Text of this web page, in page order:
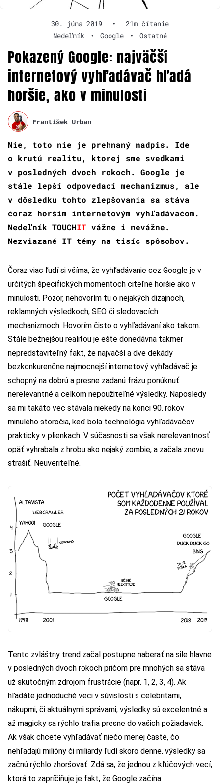
30. júna 2019 •
21m čítanie
Nedeľník
• Google • Ostatné
Pokazený Google: najväčší
internetový vyhľadávač hľadá
horšie, ako v minulosti
František Urban
Nie, toto nie je prehnaný nadpis. Ide
o krutú realitu, ktorej sme svedkami
v posledných dvoch rokoch. Google je
stále lepší odpovedací mechanizmus, ale
v dôsledku tohto zlepšovania sa stáva
čoraz horším internetovým vyhľadávačom.
Nedeľník TOUCHIT vážne i nevážne.
Nezviazané IT témy na tisíc spôsobov.
Čoraz viac ľudí si všíma, že vyhľadávanie cez Google je v
určitých špecifických momentoch citeľne horšie ako v
minulosti. Pozor, nehovorím tu o nejakých dizajnoch,
reklamných výsledkoch, SEO či sledovacích
mechanizmoch. Hovorím čisto o vyhľadávaní ako takom.
Stále bežnejšou realitou je ešte donedávna takmer
nepredstaviteľný fakt, že najväčší a dve dekády
bezkonkurenčne najmocnejší internetový vyhľadávač je
schopný na dobrú a presne zadanú frázu ponúknuť
nerelevantné a celkom nepoužiteľné výsledky. Naposledy
sa mi takáto vec stávala niekedy na konci 90. rokov
minulého storočia, keď bola technológia vyhľadávačov
prakticky v plienkach. V súčasnosti sa však nerelevantnosť
opäť vyhrabala z hrobu ako nejaký zombie, a začala znovu
strašiť. Neuveriteľné.
Tento zvláštny trend začal postupne naberať na sile hlavne
v posledných dvoch rokoch pričom pre mnohých sa stáva
už skutočným zdrojom frustrácie (napr. 1, 2, 3, 4). Ak
hľadáte jednoduché veci v súvislosti s celebritami,
nákupmi, či aktuálnymi správami, výsledky sú excelentné a
až magicky sa rýchlo trafia presne do vašich požiadaviek.
Ak však chcete vyhľadávať niečo menej časté, čo
nehľadajú milióny či miliardy ľudí skoro denne, výsledky sa
začnú rýchlo zhoršovať. Zdá sa, že jednou z kľúčových vecí,
ktorá to zapríčiňuje je fakt, že Google začína